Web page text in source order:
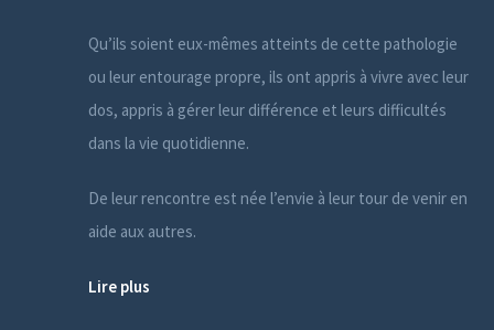
Qu’ils soient eux-mêmes atteints de cette pathologie
ou leur entourage propre, ils ont appris à vivre avec leur
dos, appris à gérer leur différence et leurs difficultés
dans la vie quotidienne.
De leur rencontre est née l’envie à leur tour de venir en
aide aux autres.
Lire plus